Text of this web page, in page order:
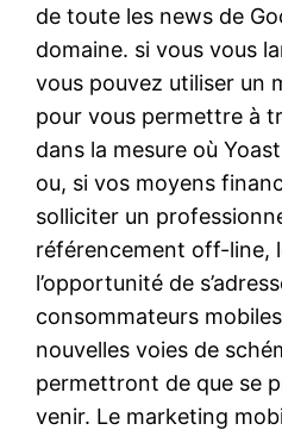
de toute les news de
domaine. si vous vous
vous pouvez utiliser un
pour vous permettre à
dans la mesure où
ou, si vos moyens
solliciter un
référencement off-line,
l’opportunité de
consommateurs
nouvelles voies de
permettront de que se
venir. Le marketing